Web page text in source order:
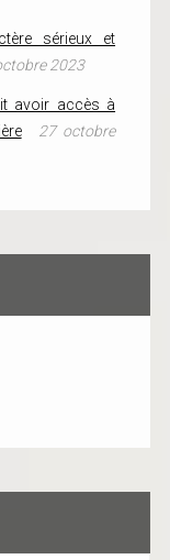
sérieux et
2023
avoir accès à
27 octobre